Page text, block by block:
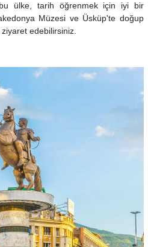
ülke, tarih öğrenmek için iyi bir
Müzesi ve Üsküp'te doğup
ziyaret edebilirsiniz.